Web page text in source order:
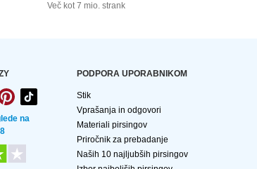
Več kot 7 mio. strank
na
PODPORA UPORABNIKOM
Stik
Vprašanja in odgovori
Materiali pirsingov
Priročnik za prebadanje
Naših 10 najljubših pirsingov